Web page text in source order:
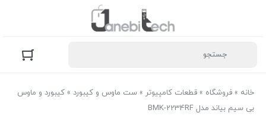
خانه » فروشگاه » قطعات کامپیوتر » ست ماوس و کیبورد » کیبورد و ماوس
بی سیم بیاند مدل BMK-2234RF